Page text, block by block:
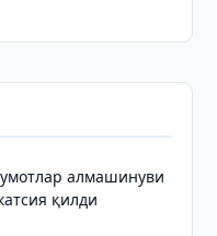
алмашинуви
қилди